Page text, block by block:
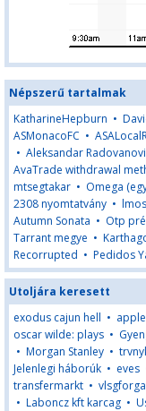
Népszerű tartalmak
KatharineHepburn •
ASMonacoFC •
• Aleksandar Radovanovi
AvaTrade withdrawal
mtsegtakar • Omega
2308 nyomtatvány •
Autumn Sonata • Otp
Tarrant megye •
Recorrupted • Pedidos
Utoljára keresett
exodus cajun hell •
oscar wilde: plays •
• Morgan Stanley •
Jelenlegi háborúk • eves
transfermarkt •
• Laboncz kft karcag •